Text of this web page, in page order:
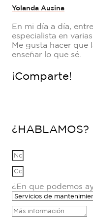
Yolanda Ausina
En mi día a día,
especialista en
Me gusta hacer que
enseñar lo que sé.
¡Comparte!
¿HABLAMOS?
¿En que podemos